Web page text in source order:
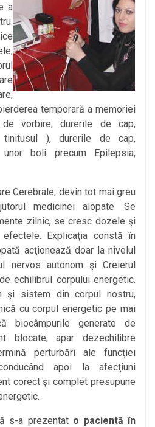
a
temporară a memoriei
de vorbire, durerile de cap,
), durerile de cap,
boli precum Epilepsia,
Cerebrale, devin tot mai greu
medicinei alopate. Se
zilnic, se cresc dozele şi
Explicaţia constă în
acţionează doar la nivelul
nervos autonom şi Creierul
echilibrul corpului energetic.
şi sistem din corpul nostru,
cu corpul energetic pe mai
biocâmpurile generate de
blocate, apar dezechilibre
perturbări ale funcţiei
apoi la afecţiuni
corect şi complet presupune
a prezentat o pacientă în